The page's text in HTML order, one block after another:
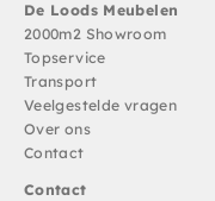
De Loods Meubelen
2000m2 Showroom
Topservice
Transport
Veelgestelde vragen
Over ons
Contact
Contact